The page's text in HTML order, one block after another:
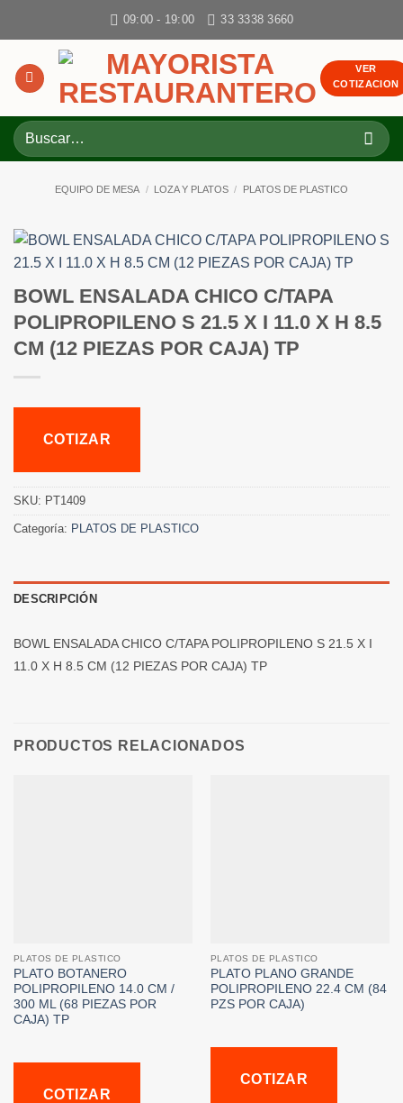
09:00 - 19:00 33 3338 3660
VER
COTIZACION
Buscar
por:
EQUIPO DE MESA / LOZA Y PLATOS / PLATOS DE PLASTICO
BOWL ENSALADA CHICO C/TAPA
POLIPROPILENO S 21.5 X I 11.0 X H 8.5
CM (12 PIEZAS POR CAJA) TP
COTIZAR
SKU: PT1409
Categoría: PLATOS DE PLASTICO
DESCRIPCIÓN
BOWL ENSALADA CHICO C/TAPA POLIPROPILENO S 21.5 X I
11.0 X H 8.5 CM (12 PIEZAS POR CAJA) TP
PRODUCTOS RELACIONADOS
PLATOS DE PLASTICO
PLATO BOTANERO
POLIPROPILENO 14.0 CM /
300 ML (68 PIEZAS POR
CAJA) TP
COTIZAR
PLATOS DE PLASTICO
PLATO PLANO GRANDE
POLIPROPILENO 22.4 CM (84
PZS POR CAJA)
COTIZAR